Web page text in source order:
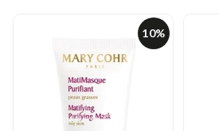
10%